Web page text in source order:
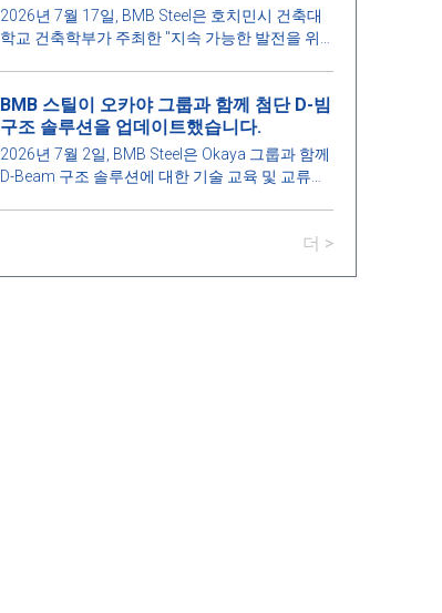
2026년 7월 17일, BMB Steel은 호치민시 건축대
학교 건축학부가 주최한 "지속 가능한 발전을 위
학 세미나의 후원사 중 하나로서 영광을 누렸습니
다.
BMB 스틸이 오카야 그룹과 함께 첨단 D-빔
구조 솔루션을 업데이트했습니다.
2026년 7월 2일, BMB Steel은 Okaya 그룹과 함께
D-Beam 구조 솔루션에 대한 기술 교육 및 교류를
된 프리캐스트 콘크리트 바닥(Hollow Core)과 조
더 >